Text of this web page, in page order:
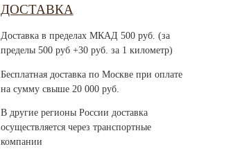
ДОСТАВКА
Доставка в пределах МКАД 500 руб. (за
пределы 500 руб +30 руб. за 1 километр)
Бесплатная доставка по Москве при оплате
на сумму свыше 20 000 руб.
В другие регионы России доставка
осуществляется через транспортные
компании